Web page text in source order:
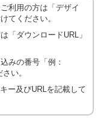
利用の方は「デザイ
てください。
「ダウンロードURL」
みの番号「例：
い。
ー及びURLを記載して